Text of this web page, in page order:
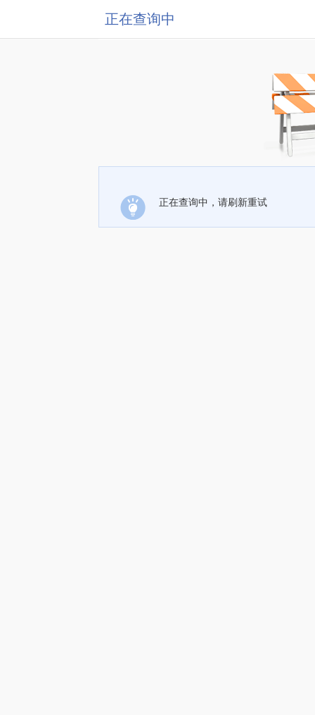
正在查询中
正在查询中，请刷新重试